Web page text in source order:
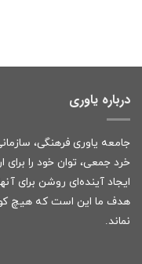
درباره یاوری
جامعه یاوری فرهنگی،
خرد جمعی، توان خود را
ایجاد آینده‌ای روشن برای
هدف ما این است که هیچ
نماند.